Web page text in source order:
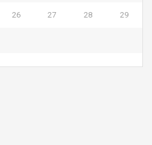
26 27 28 29